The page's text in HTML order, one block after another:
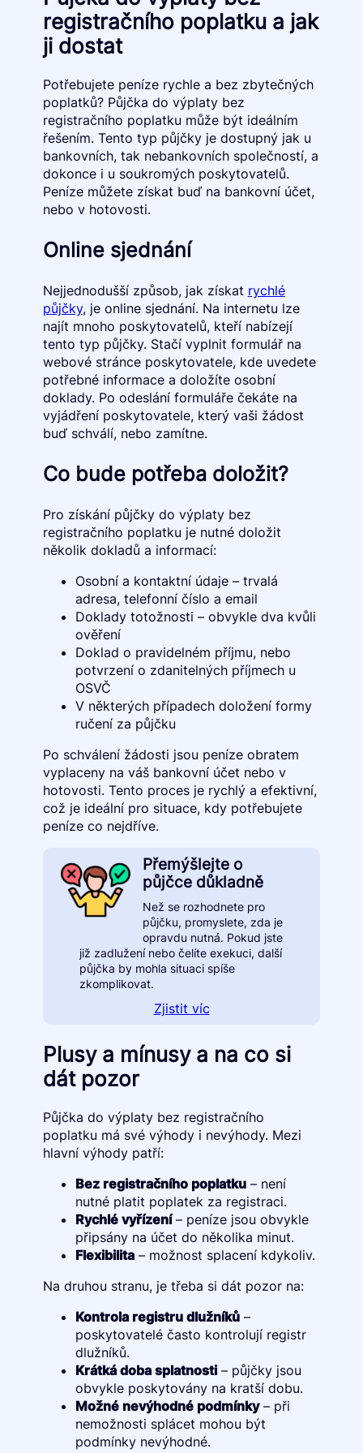
registračního poplatku a jak
ji dostat
Potřebujete peníze rychle a bez zbytečných
poplatků? Půjčka do výplaty bez
registračního poplatku může být ideálním
řešením. Tento typ půjčky je dostupný jak u
bankovních, tak nebankovních společností, a
dokonce i u soukromých poskytovatelů.
Peníze můžete získat buď na bankovní účet,
nebo v hotovosti.
Online sjednání
Nejjednodušší způsob, jak získat rychlé
půjčky, je online sjednání. Na internetu lze
najít mnoho poskytovatelů, kteří nabízejí
tento typ půjčky. Stačí vyplnit formulář na
webové stránce poskytovatele, kde uvedete
potřebné informace a doložíte osobní
doklady. Po odeslání formuláře čekáte na
vyjádření poskytovatele, který vaši žádost
buď schválí, nebo zamítne.
Co bude potřeba doložit?
Pro získání půjčky do výplaty bez
registračního poplatku je nutné doložit
několik dokladů a informací:
Osobní a kontaktní údaje – trvalá
adresa, telefonní číslo a email
Doklady totožnosti – obvykle dva kvůli
ověření
Doklad o pravidelném příjmu, nebo
potvrzení o zdanitelných příjmech u
OSVČ
V některých případech doložení formy
ručení za půjčku
Po schválení žádosti jsou peníze obratem
vyplaceny na váš bankovní účet nebo v
hotovosti. Tento proces je rychlý a efektivní,
což je ideální pro situace, kdy potřebujete
peníze co nejdříve.
Přemýšlejte o
půjčce důkladně
Než se rozhodnete pro
půjčku, promyslete, zda je
opravdu nutná. Pokud jste
již zadlužení nebo čelíte exekuci, další
půjčka by mohla situaci spíše
zkomplikovat.
Zjistit víc
Plusy a mínusy a na co si
dát pozor
Půjčka do výplaty bez registračního
poplatku má své výhody i nevýhody. Mezi
hlavní výhody patří:
Bez registračního poplatku– není
nutné platit poplatek za registraci.
Rychlé vyřízení– peníze jsou obvykle
připsány na účet do několika minut.
Flexibilita– možnost splacení kdykoliv.
Na druhou stranu, je třeba si dát pozor na:
Kontrola registru dlužníků–
poskytovatelé často kontrolují registr
dlužníků.
Krátká doba splatnosti– půjčky jsou
obvykle poskytovány na kratší dobu.
Možné nevýhodné podmínky– při
nemožnosti splácet mohou být
podmínky nevýhodné.